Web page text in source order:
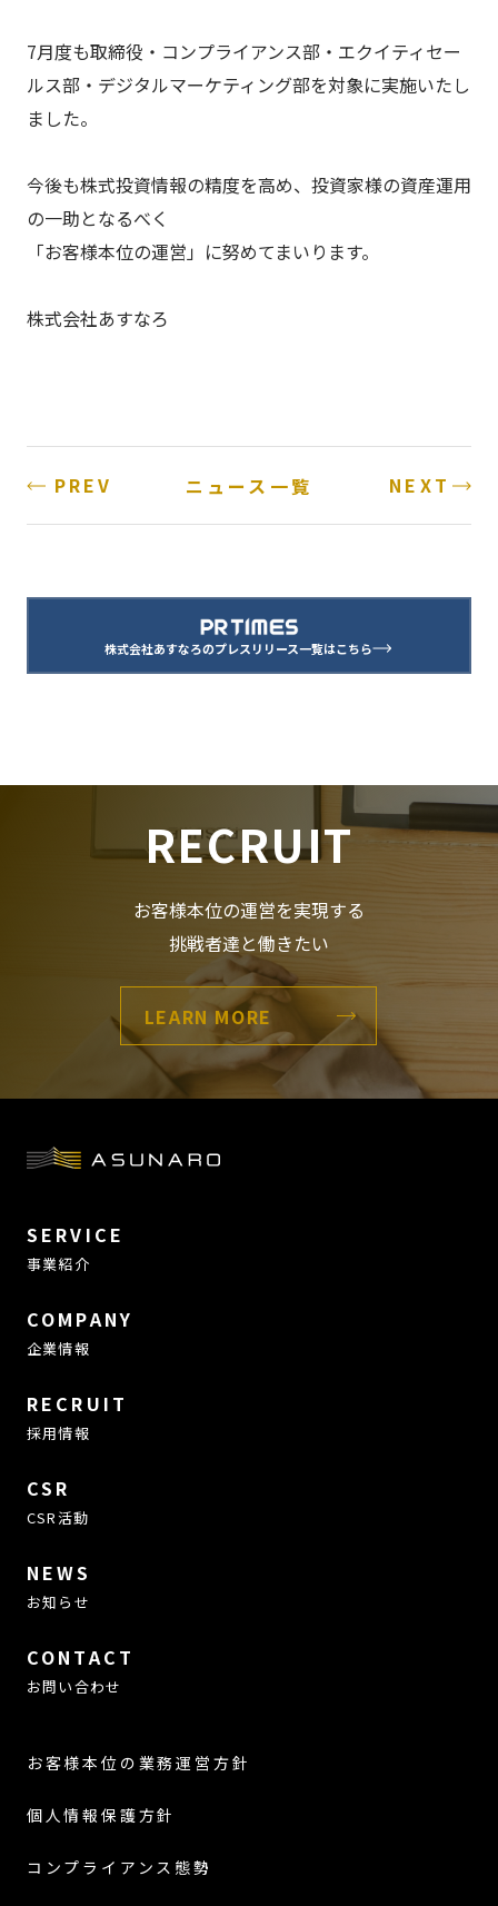
7月度も取締役・コンプライアンス部・エクイティセー
ルス部・デジタルマーケティング部を対象に実施いたし
ました。
今後も株式投資情報の精度を高め、投資家様の資産運用
の一助となるべく
「お客様本位の運営」に努めてまいります。
株式会社あすなろ
PREV NEXT
ニュース一覧
株式会社あすなろのプレスリリース一覧はこちら
RECRUIT
お客様本位の運営を実現する
挑戦者達と働きたい
LEARN MORE
SERVICE
事業紹介
COMPANY
企業情報
RECRUIT
採用情報
CSR
CSR活動
NEWS
お知らせ
CONTACT
お問い合わせ
お客様本位の業務運営方針
個人情報保護方針
コンプライアンス態勢